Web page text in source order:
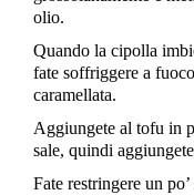
olio.
Quando la cipolla
fate soffriggere a
caramellata.
Aggiungete al tofu in
sale, quindi
Fate restringere un